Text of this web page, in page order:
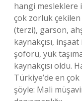
hangi mesleklere
çok zorluk
(terzi), garson,
kaynakçısı,
şoförü, yük
kaynakçısı oldu.
Türkiye’de en
şöyle: Mali